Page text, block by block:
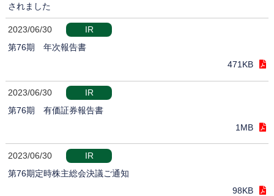
されました
2023/06/30
IR
第76期 年次報告書
471KB
2023/06/30
IR
第76期 有価証券報告書
1MB
2023/06/30
IR
第76期定時株主総会決議ご通知
98KB